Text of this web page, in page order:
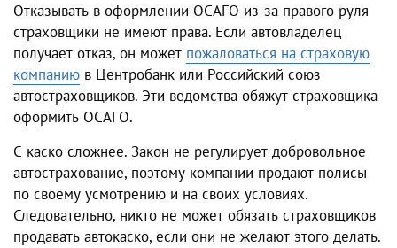
Отказывать в оформлении ОСАГО из-за правого руля
страховщики не имеют права. Если автовладелец
получает отказ, он может пожаловаться на страховую
компанию в Центробанк или Российский союз
автостраховщиков. Эти ведомства обяжут страховщика
оформить ОСАГО.
С каско сложнее. Закон не регулирует добровольное
автострахование, поэтому компании продают полисы
по своему усмотрению и на своих условиях.
Следовательно, никто не может обязать страховщиков
продавать автокаско, если они не желают этого делать.